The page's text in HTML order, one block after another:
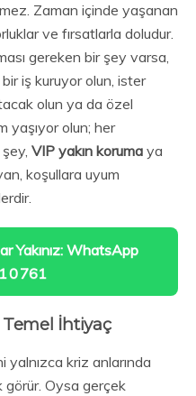
Zaman içinde yaşanan
ve fırsatlarla doludur.
gereken bir şey varsa,
iş kuruyor olun, ister
olun ya da özel
yaşıyor olun; her
VIP yakın koruma ya
koşullara uyum
Yakınız: WhatsApp
0 761
İhtiyaç
kriz anlarında
Oysa gerçek